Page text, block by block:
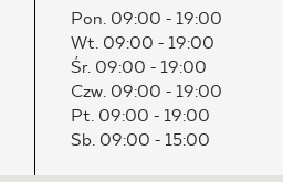
SKLEP INTERNETOWY
44 736
Pon. 09:00 - 19:00
Wt. 09:00 - 19:00
Śr. 09:00 - 19:00
Czw. 09:00 - 19:00
Pt. 09:00 - 19:00
Sb. 09:00 - 15:00